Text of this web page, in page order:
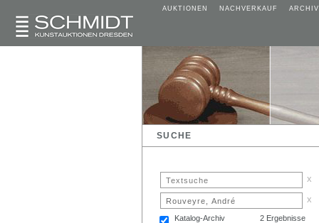
AUKTIONEN NACHVERKAUF ARCHIV
SUCHE
x
x
Katalog-Archiv 2 Ergebnisse